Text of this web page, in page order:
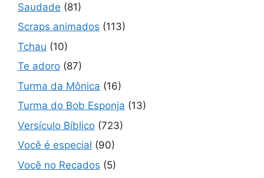
Saudade (81)
Scraps animados (113)
Tchau (10)
Te adoro (87)
Turma da Mônica (16)
Turma do Bob Esponja (13)
Versículo Bíblico (723)
Você é especial (90)
Você no Recados (5)